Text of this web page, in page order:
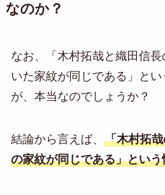
なのか？
なお、「木村拓哉と織田信
いた家紋が同じである」と
が、本当なのでしょうか？
結論から言えば、 「木村拓
の家紋が同じである」とい